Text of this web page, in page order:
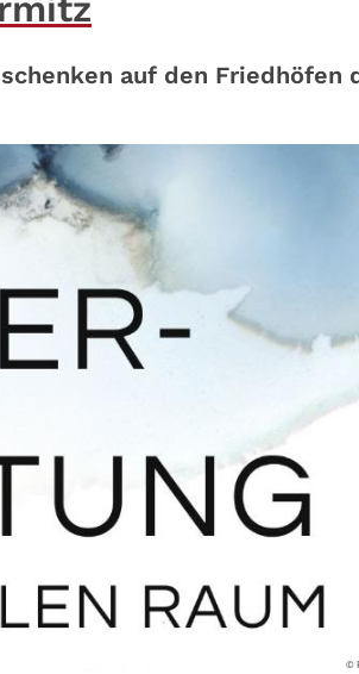
auf den Friedhöfen
©